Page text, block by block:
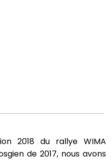
2018 du rallye WIMA
de 2017, nous avons